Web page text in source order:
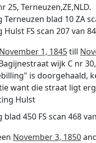
25, Terneuzen,ZE,NLD.
Terneuzen blad 10 ZA
Hulst FS scan 207 van
November 1, 1845till
wijk C nr
is doorgehaald,
want die straat ligt
Hulst
blad 450 FS scan 468
November 3, 1850